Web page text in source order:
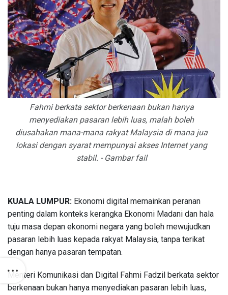
Fahmi berkata sektor berkenaan bukan hanya
menyediakan pasaran lebih luas, malah boleh
diusahakan mana-mana rakyat Malaysia di mana jua
lokasi dengan syarat mempunyai akses Internet yang
stabil. - Gambar fail
KUALA LUMPUR: Ekonomi digital memainkan peranan
penting dalam konteks kerangka Ekonomi Madani dan hala
tuju masa depan ekonomi negara yang boleh mewujudkan
pasaran lebih luas kepada rakyat Malaysia, tanpa terikat
dengan hanya pasaran tempatan.
Menteri Komunikasi dan Digital Fahmi Fadzil berkata sektor
berkenaan bukan hanya menyediakan pasaran lebih luas,